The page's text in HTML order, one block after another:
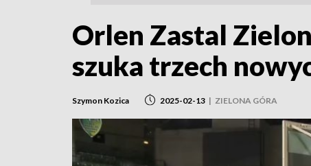
Orlen Zastal
szuka trzech
Szymon Kozica 2025-02-13 | ZIELONA GÓRA